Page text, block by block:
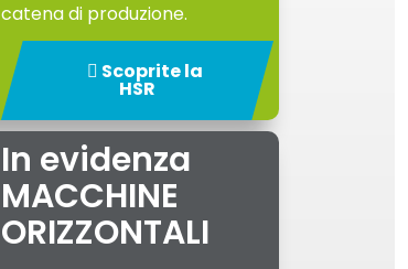
catena di produzione.
Scoprite la
HSR
In evidenza
MACCHINE
ORIZZONTALI